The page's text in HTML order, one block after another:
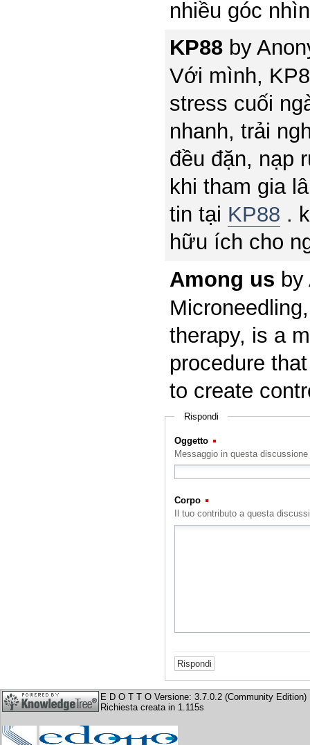
nhiều góc
KP88by
Với mình,
stress cuối
nhanh, trải
đều đặn, nạp
khi tham gia
tin tại KP88 .
hữu ích cho
Among us by
therapy, is a
procedure
to create
Rispondi
Oggetto
Messaggio in questa discussione
Corpo
Il tuo contributo a questa
E D O T T O Versione: 3.7.0.2 (Community Edition)
Richiesta creata in 1.115s